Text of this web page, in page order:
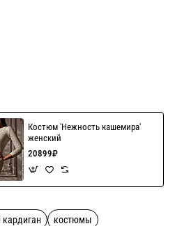
Костюм 'Нежность кашемира'
женский
20899₽
костюмы